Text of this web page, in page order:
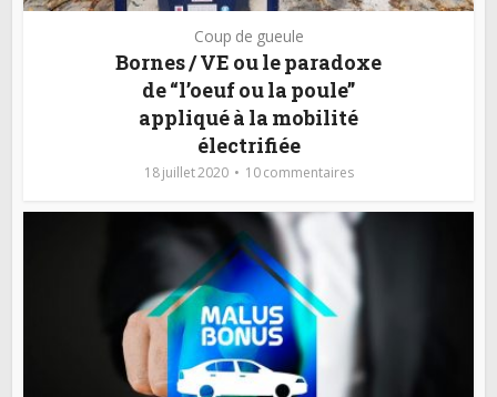
Coup de gueule
Bornes / VE ou le paradoxe
de “l’oeuf ou la poule”
appliqué à la mobilité
électrifiée
18 juillet 2020 10 commentaires